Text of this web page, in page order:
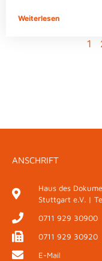
Weiterlesen
1
ANSCHRIFT
Haus des
Stuttgart e.V. |
0711 929 30900
0711 929 30920
E-Mail